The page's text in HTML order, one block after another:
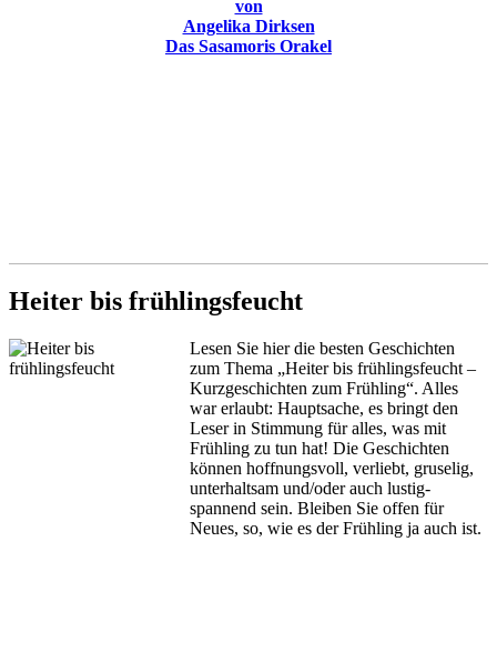
von
Angelika Dirksen
Das Sasamoris Orakel
Heiter bis frühlingsfeucht
Lesen Sie hier die besten Geschichten
zum Thema „Heiter bis frühlingsfeucht –
Kurzgeschichten zum Frühling“. Alles
war erlaubt: Hauptsache, es bringt den
Leser in Stimmung für alles, was mit
Frühling zu tun hat! Die Geschichten
können hoffnungsvoll, verliebt, gruselig,
unterhaltsam und/oder auch lustig-
spannend sein. Bleiben Sie offen für
Neues, so, wie es der Frühling ja auch ist.